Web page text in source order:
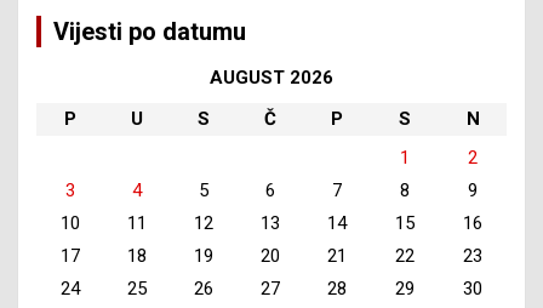
Vijesti po datumu
AUGUST 2026
P
U S Č P S
N
1
2
3
4 5 6 7 8
9
10
11 12 13 14 15
16
17
18 19 20 21 22
23
24
25 26 27 28 29
30